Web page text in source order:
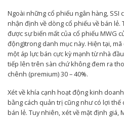
Ngoài những cổ phiếu ngân hàng, SSI
nhận định về dòng cổ phiếu về bán lẻ.
được sự biến mất của cổ phiếu MWG
động)trong danh mục này. Hiện tại,
một áp lực bán cực kỳ mạnh từ nhà
tiếp lên trên sàn chứ không đem ra
chênh (premium) 30 – 40%.
Xét về khía cạnh hoạt động kinh
bằng cách quản trị cũng như có lợi
bán lẻ. Tuy nhiên, xét về mặt định giá,